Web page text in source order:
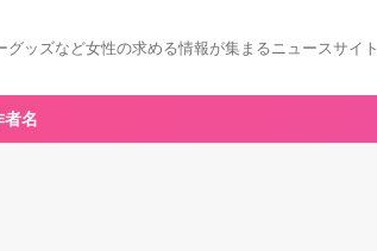
グッズなど女性の求める情報が集まるニュースサイト
者名